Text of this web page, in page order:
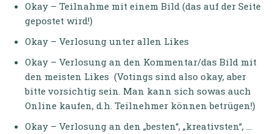
Okay – Teilnahme mit einem Bild (das auf der Seite
gepostet wird!)
Okay – Verlosung unter allen Likes
Okay – Verlosung an den Kommentar/das Bild mit
den meisten Likes (Votings sind also okay, aber
bitte vorsichtig sein. Man kann sich sowas auch
Online kaufen, d.h. Teilnehmer können betrügen!)
Okay – Verlosung an den „besten“, „kreativsten“, …